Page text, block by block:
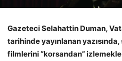
Gazeteci Selahattin Duman,
tarihinde yayınlanan
filmlerini “korsandan”